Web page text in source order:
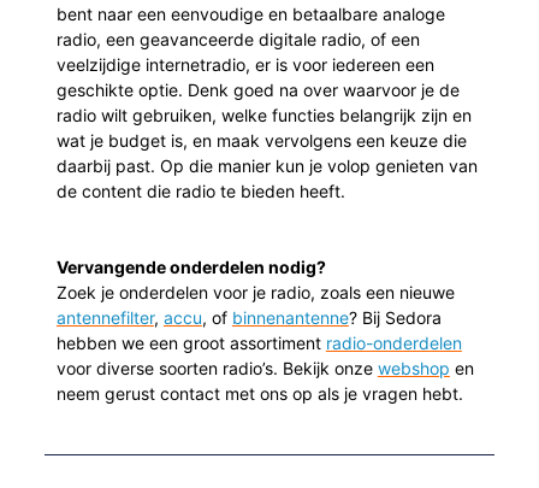
bent naar een eenvoudige en betaalbare analoge
radio, een geavanceerde digitale radio, of een
veelzijdige internetradio, er is voor iedereen een
geschikte optie. Denk goed na over waarvoor je de
radio wilt gebruiken, welke functies belangrijk zijn en
wat je budget is, en maak vervolgens een keuze die
daarbij past. Op die manier kun je volop genieten van
de content die radio te bieden heeft.
Vervangende onderdelen nodig?
Zoek je onderdelen voor je radio, zoals een nieuwe
antennefilter, accu, of binnenantenne? Bij Sedora
hebben we een groot assortiment radio-onderdelen
voor diverse soorten radio’s. Bekijk onze webshop en
neem gerust contact met ons op als je vragen hebt.